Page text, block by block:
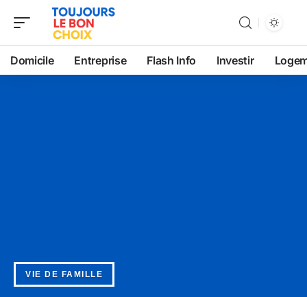
Domicile Entreprise Flash Info Investir
VIE DE FAMILLE